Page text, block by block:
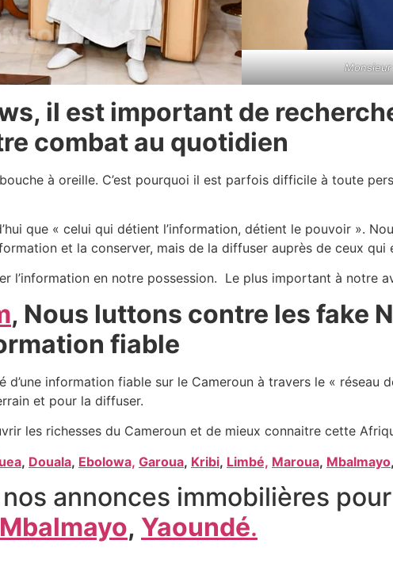
Monsieur
il est important de
combat au quotidien
à oreille. C’est pourquoi il est parfois difficile à toute
que « celui qui détient l’information, détient le pouvoir ».
et la conserver, mais de la diffuser auprès de ceux qui
l’information en notre possession. Le plus important à notre
, Nous luttons contre les fake
fiable
d’une information fiable sur le Cameroun à travers le « réseau
et pour la diffuser.
les richesses du Cameroun et de mieux connaitre cette
, Douala, Ebolowa, Garoua, Kribi, Limbé, Maroua, Mbalmayo,
annonces immobilières
Mbalmayo, Yaoundé.